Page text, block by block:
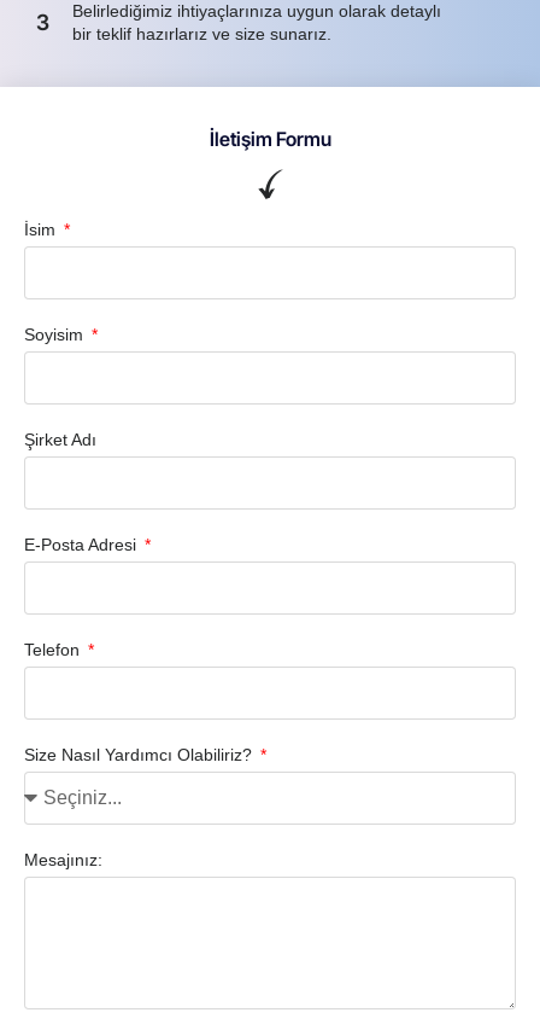
3
Belirlediğimiz ihtiyaçlarınıza uygun olarak detaylı
bir teklif hazırlarız ve size sunarız.
İletişim Formu
İsim
Soyisim
Şirket Adı
E-Posta Adresi
Telefon
Size Nasıl Yardımcı Olabiliriz?
Mesajınız: